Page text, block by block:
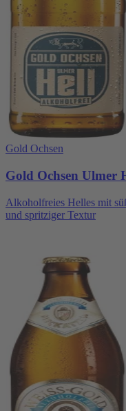
Gold Ochsen
Gold Ochsen Ulmer
Alkoholfreies Helles mit
und spritziger Textur